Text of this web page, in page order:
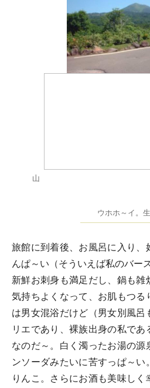
山 酸ケ湯温
ウホホ～イ。生
旅館に到着後、お風呂に入り、
んぱ～い（そういえば私のバー
新鮮お刺身も満足だし、鍋も雑
気持ちよくなって、お肌もつる
は男女混浴だけど（男女別風呂
リエであり、裸族出身の私で
なのだ～。白く濁ったお湯の源
ンソーダみたいに苦すっぱ～い
りんこ。さらにお酒も美味し